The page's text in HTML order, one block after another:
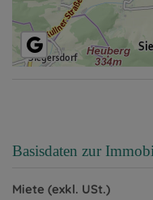
Basisdaten zur
Miete (exkl. USt.)